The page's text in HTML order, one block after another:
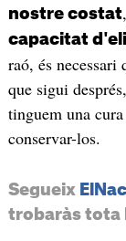
nostre costat
capacitat
raó, és
que sigui
tinguem una
conservar-los.
Segueix
trobaràs tota